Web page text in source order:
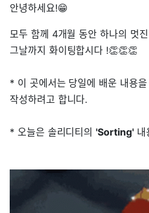
안녕하세요!😁
모두 함께 4개월 동안 하나의 멋
그날까지 화이팅합시다 !👏👏👏
* 이 곳에서는 당일에 배운 내용
작성하려고 합니다.
* 오늘은 솔리디티의'Sorting'내